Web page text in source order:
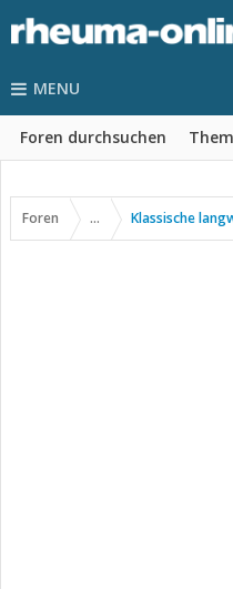
MENU
Foren durchsuchen
Foren ... Klassische